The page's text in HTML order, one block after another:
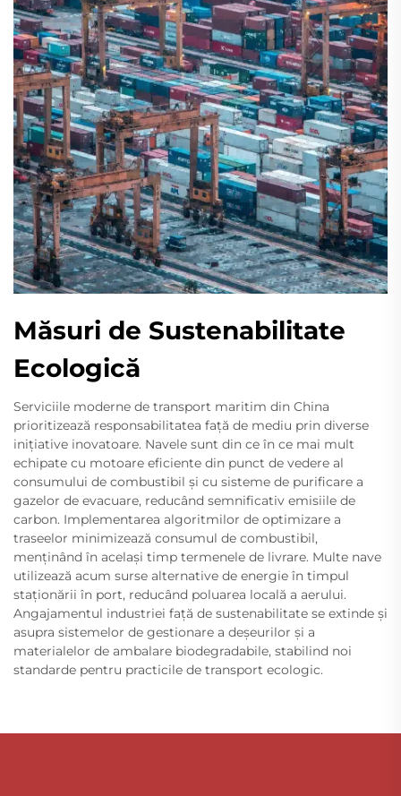
Măsuri de Sustenabilitate
Ecologică
Serviciile moderne de transport maritim din China
prioritizează responsabilitatea față de mediu prin diverse
inițiative inovatoare. Navele sunt din ce în ce mai mult
echipate cu motoare eficiente din punct de vedere al
consumului de combustibil și cu sisteme de purificare a
gazelor de evacuare, reducând semnificativ emisiile de
carbon. Implementarea algoritmilor de optimizare a
traseelor minimizează consumul de combustibil,
menținând în același timp termenele de livrare. Multe nave
utilizează acum surse alternative de energie în timpul
staționării în port, reducând poluarea locală a aerului.
Angajamentul industriei față de sustenabilitate se extinde și
asupra sistemelor de gestionare a deșeurilor și a
materialelor de ambalare biodegradabile, stabilind noi
standarde pentru practicile de transport ecologic.